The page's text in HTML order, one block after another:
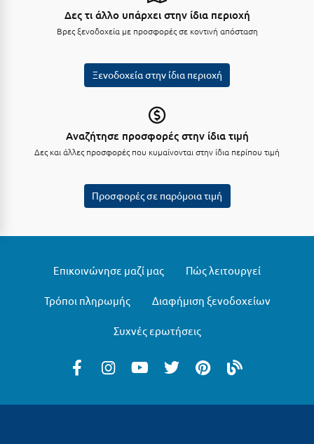
Σαμοθράκη
Σκόπελος
Δες τι άλλο υπάρχει στην ίδια περιοχή
Βρες ξενοδοχεία με προσφορές σε κοντινή απόσταση
Ξενοδοχεία στην ίδια περιοχή
Αναζήτησε προσφορές στην ίδια τιμή
Δες και άλλες προσφορές που κυμαίνονται στην ίδια περίπου τιμή
Προσφορές σε παρόμοια τιμή
Επικοινώνησε μαζί μας Πώς λειτουργεί
Τρόποι πληρωμής Διαφήμιση ξενοδοχείων
Συχνές ερωτήσεις